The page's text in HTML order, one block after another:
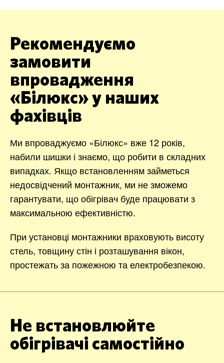
Рекомендуємо
замовити
впровадження
«Білюкс» у наших
фахівців
Ми впроваджуємо «Білюкс» вже 12 років,
набили шишки і знаємо, що робити в складних
випадках. Якщо встановленням займеться
недосвідчений монтажник, ми не зможемо
гарантувати, що обігрівач буде працювати з
максимальною ефективністю.
При установці монтажники враховують висоту
стель, товщину стін і розташування вікон,
простежать за пожежною та електробезпекою.
Не встановлюйте
обігрівачі самостійно